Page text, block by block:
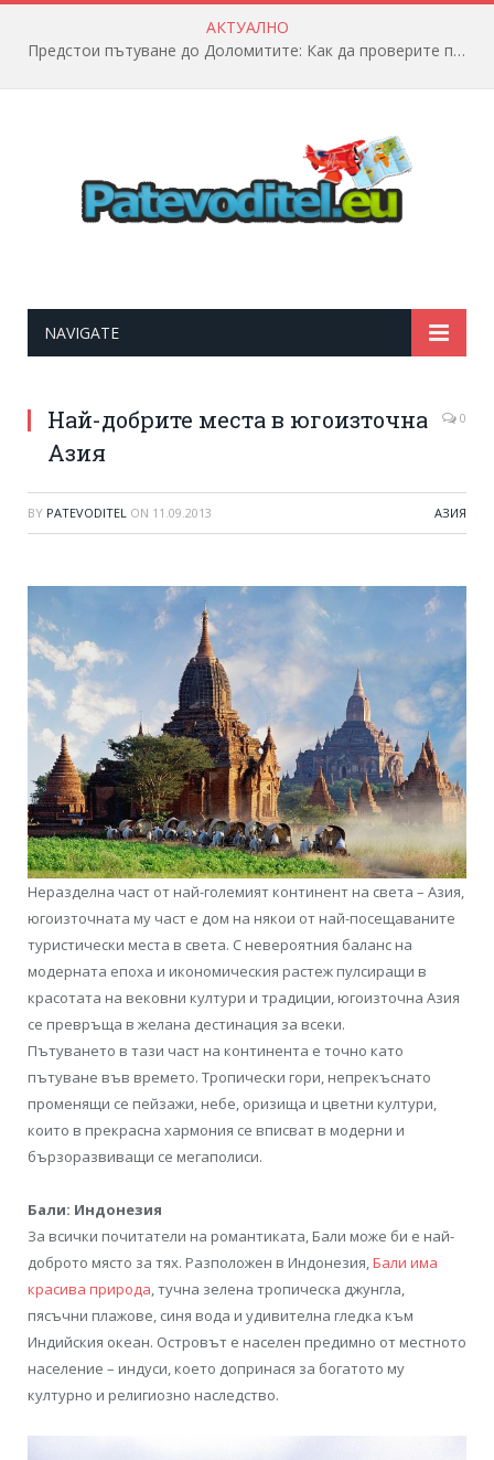
АКТУАЛНО
Предстои пътуване до Доломитите: Как да проверите полетната информация?
NAVIGATE
Най-добрите места в югоизточна
Азия
0
BY PATEVODITEL ON 11.09.2013 АЗИЯ
Неразделна част от най-големият континент на света – Азия,
югоизточната му част е дом на някои от най-посещаваните
туристически места в света. С невероятния баланс на
модерната епоха и икономическия растеж пулсиращи в
красотата на вековни култури и традиции, югоизточна Азия
се превръща в желана дестинация за всеки.
Пътуването в тази част на континента е точно като
пътуване във времето. Тропически гори, непрекъснато
променящи се пейзажи, небе, оризища и цветни култури,
които в прекрасна хармония се вписват в модерни и
бързоразвиващи се мегаполиси.
Бали: Индонезия
За всички почитатели на романтиката, Бали може би е най-
доброто място за тях. Разположен в Индонезия,Бали има
красива природа, тучна зелена тропическа джунгла,
пясъчни плажове, синя вода и удивителна гледка към
Индийския океан. Островът е населен предимно от местното
население – индуси, което допринася за богатото му
културно и религиозно наследство.